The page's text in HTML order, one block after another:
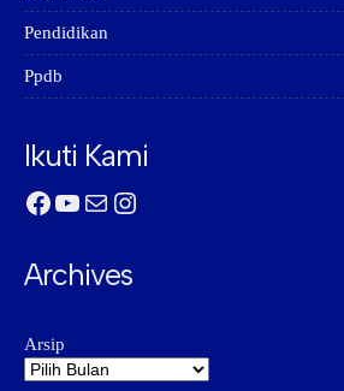
Pendidikan
Ppdb
Ikuti Kami
Facebook
YouTube
MailInstagram
Archives
Arsip